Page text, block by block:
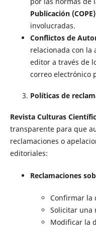
Publicación (COPE)
involucradas.
Conflictos de
relacionada con la
editor a través de
correo electrónico
Políticas de
Revista Culturas
transparente para que
reclamaciones o
editoriales:
Reclamaciones
Confirmar la
Solicitar una
Modificar la